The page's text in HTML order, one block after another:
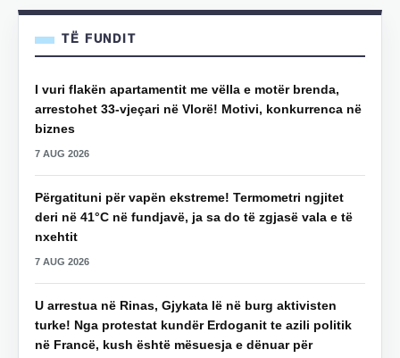
TË FUNDIT
I vuri flakën apartamentit me vëlla e motër brenda,
arrestohet 33-vjeçari në Vlorë! Motivi, konkurrenca në
biznes
7 AUG 2026
Përgatituni për vapën ekstreme! Termometri ngjitet
deri në 41°C në fundjavë, ja sa do të zgjasë vala e të
nxehtit
7 AUG 2026
U arrestua në Rinas, Gjykata lë në burg aktivisten
turke! Nga protestat kundër Erdoganit te azili politik
në Francë, kush është mësuesja e dënuar për